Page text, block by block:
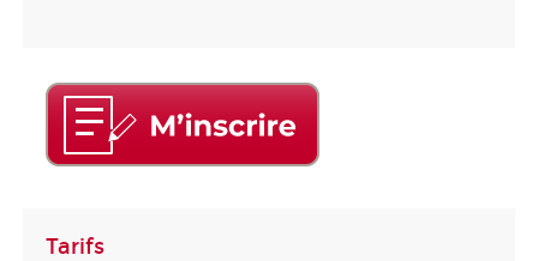
Tarifs